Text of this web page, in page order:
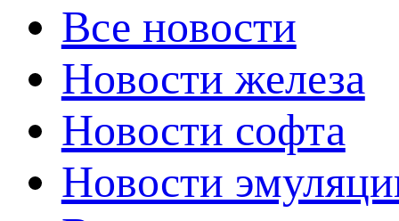
Все новости
Новости железа
Новости софта
Новости